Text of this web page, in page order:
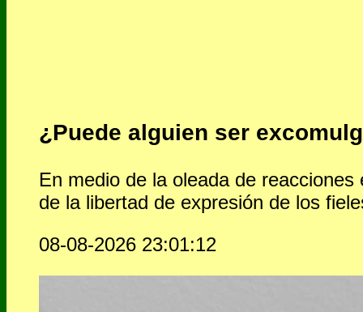
¿Puede alguien ser
En medio de la oleada de
de la libertad de expresión de los
08-08-2026 23:01:12